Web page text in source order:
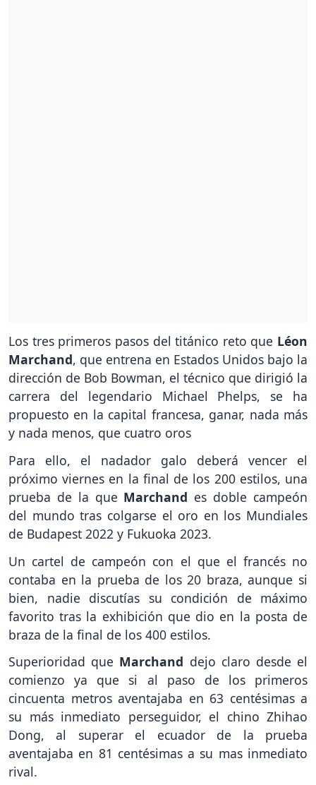
Los tres primeros pasos del titánico reto que Léon
Marchand, que entrena en Estados Unidos bajo la
dirección de Bob Bowman, el técnico que dirigió la
carrera del legendario Michael Phelps, se ha
propuesto en la capital francesa, ganar, nada más
y nada menos, que cuatro oros
Para ello, el nadador galo deberá vencer el
próximo viernes en la final de los 200 estilos, una
prueba de la que Marchand es doble campeón
del mundo tras colgarse el oro en los Mundiales
de Budapest 2022 y Fukuoka 2023.
Un cartel de campeón con el que el francés no
contaba en la prueba de los 20 braza, aunque si
bien, nadie discutías su condición de máximo
favorito tras la exhibición que dio en la posta de
braza de la final de los 400 estilos.
Superioridad que Marchand dejo claro desde el
comienzo ya que si al paso de los primeros
cincuenta metros aventajaba en 63 centésimas a
su más inmediato perseguidor, el chino Zhihao
Dong, al superar el ecuador de la prueba
aventajaba en 81 centésimas a su mas inmediato
rival.